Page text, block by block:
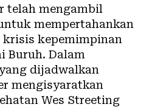
telah mengambil
mempertahankan
kepemimpinan
Buruh. Dalam
dijadwalkan
mengisyaratkan
Wes Streeting